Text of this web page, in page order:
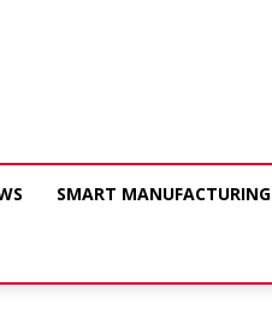
SMART MANUFACTURING